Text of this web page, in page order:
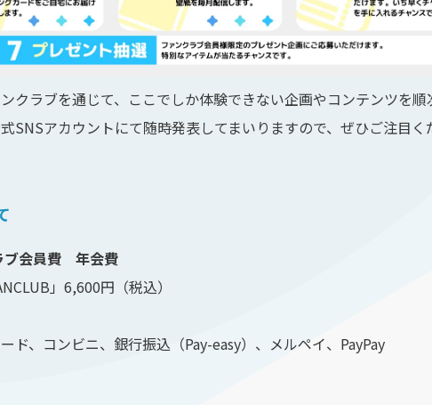
クラブを通じて、ここでしか体験できない企画やコンテンツを
SNSアカウントにて随時発表してまいりますので、ぜひご注目く
ブ会員費 年会費
」6,600円（税込）
ド、コンビニ、銀行振込（Pay-easy）、メルペイ、PayPay